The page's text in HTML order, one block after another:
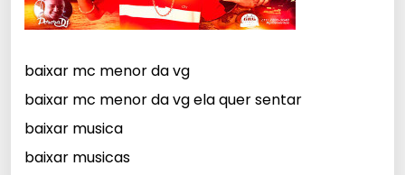
baixar mc menor da vg
baixar mc menor da vg ela quer sentar
baixar musica
baixar musicas